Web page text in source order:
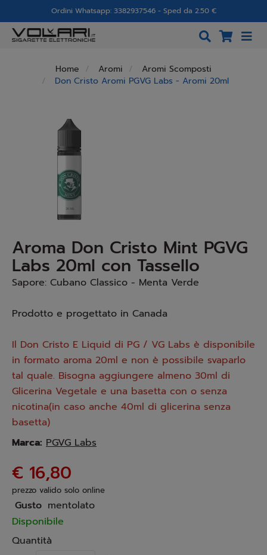
Ordini Whatsapp: 3382937546 - Sped da 2.50 €
Home Aromi
Aromi Scomposti
Don Cristo Aromi PGVG Labs - Aromi 20ml
Aroma Don Cristo Mint PGVG
Labs 20ml con Tassello
Sapore: Cubano Classico - Menta Verde
Prodotto e progettato in Canada
Il Don Cristo E Liquid di PG / VG Labs è disponibile
in formato aroma 20ml e non è possibile svaparlo
tal quale. Bisogna aggiungere almeno 30ml di
Glicerina Vegetale e una basetta con o senza
nicotina(in caso anche 40ml di glicerina senza
basetta)
Marca: PGVG Labs
€ 16,80
prezzo valido solo online
Gusto mentolato
Disponibile
Quantità